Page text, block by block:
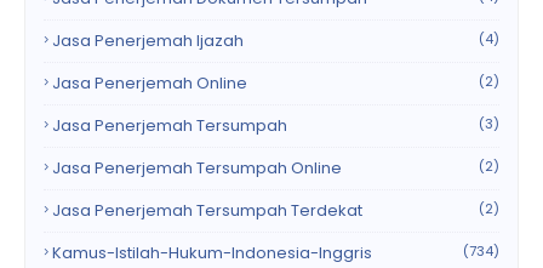
Jasa Penerjemah Ijazah (4)
Jasa Penerjemah Online (2)
Jasa Penerjemah Tersumpah (3)
Jasa Penerjemah Tersumpah Online (2)
Jasa Penerjemah Tersumpah Terdekat (2)
Kamus-Istilah-Hukum-Indonesia-Inggris (734)